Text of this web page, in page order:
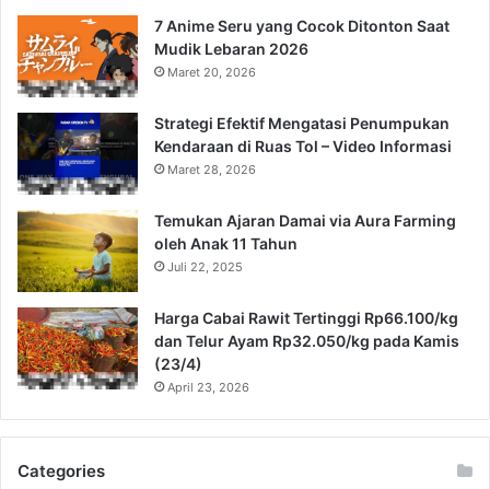
7 Anime Seru yang Cocok Ditonton Saat
Mudik Lebaran 2026
Maret 20, 2026
Strategi Efektif Mengatasi Penumpukan
Kendaraan di Ruas Tol – Video Informasi
Maret 28, 2026
Temukan Ajaran Damai via Aura Farming
oleh Anak 11 Tahun
Juli 22, 2025
Harga Cabai Rawit Tertinggi Rp66.100/kg
dan Telur Ayam Rp32.050/kg pada Kamis
(23/4)
April 23, 2026
Categories